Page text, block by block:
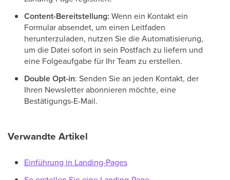
Content-Bereitstellung: Wenn ein Kontakt ein
Formular absendet, um einen Leitfaden
herunterzuladen, nutzen Sie die Automatisierung,
um die Datei sofort in sein Postfach zu liefern und
eine Folgeaufgabe für Ihr Team zu erstellen.
Double Opt-in: Senden Sie an jeden Kontakt, der
Ihren Newsletter abonnieren möchte, eine
Bestätigungs-E-Mail.
Verwandte Artikel
Einführung in Landing-Pages